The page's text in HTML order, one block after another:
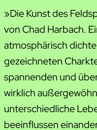
»Die Kunst des
von Chad Harbach.
atmosphärisch
gezeichneten
spannenden und
wirklich
unterschiedliche
beeinflussen